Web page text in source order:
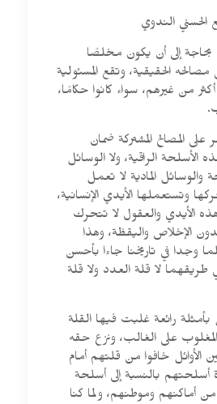
الحسني الندوي
بحاجة إلى أن يكون مخلصًا
الحقيقية، وتقع المسئولية
من غيرهم، سواء كانوا حكامًا،
المصالح المشتركة ضمان
الراقية، ولا الوسائل
والوسائل المادية لا تعمل
وتستعملها الأيدي الإنسانية،
الأيدي والعقول لا تتحرك
الإخلاص واليقظة، وهذا
وجدا في تاريخنا جاءا بأحسن
طريقهما لا قلة العدد ولا قلة
بأمثلة رائعة غلبت فيها القلة
المغلوب على الغالب، ونزع حقه
الأوائل خافوا من قلتهم أمام
بالنسبة إلى أسلحة
أماكنهم وموطنهم، ولما كنا